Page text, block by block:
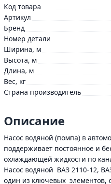
Код товара
Артикул
Бренд
Номер детали
Ширина, м
Высота, м
Длина, м
Вес, кг
Страна производитель
Описание
Насос водяной (помпа) в
поддерживает постоянное и
охлаждающей жидкости по
Насос водяной ВАЗ 2110-12,
один из ключевых элементов,